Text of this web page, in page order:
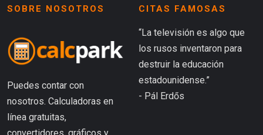
SOBRE NOSOTROS
Puedes contar con
nosotros. Calculadoras en
línea gratuitas,
CITAS FAMOSAS
“La televisión es algo que
los rusos inventaron para
destruir la educación
estadounidense.”
- Pál Erdős